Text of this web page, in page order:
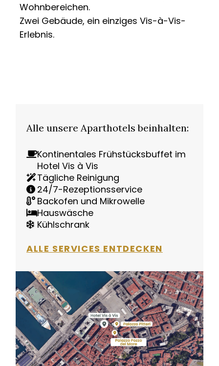
Wohnbereichen.
Zwei Gebäude, ein einziges Vis-à-Vis-
Erlebnis.
Alle unsere Aparthotels beinhalten:
Kontinentales Frühstücksbuffet im
Hotel Vis à Vis
Tägliche Reinigung
24/7-Rezeptionsservice
Backofen und Mikrowelle
Hauswäsche
Kühlschrank
ALLE SERVICES ENTDECKEN